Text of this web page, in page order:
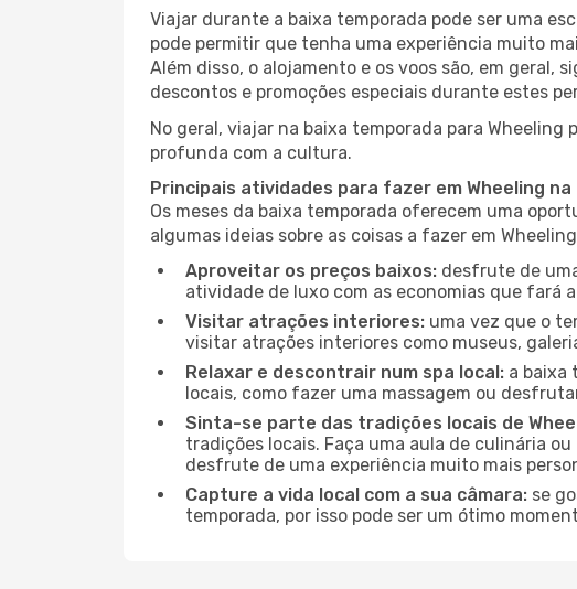
Viajar durante a baixa temporada pode ser uma
pode permitir que tenha uma experiência muito
Além disso, o alojamento e os voos são, em geral,
descontos e promoções especiais durante estes
No geral, viajar na baixa temporada para
profunda com a cultura.
Principais atividades para fazer em Wheeling
Os meses da baixa temporada oferecem uma
algumas ideias sobre as coisas a fazer em
Aproveitar os preços baixos: desfrute de
atividade de luxo com as economias que fará
Visitar atrações interiores: uma vez que o
visitar atrações interiores como museus,
Relaxar e descontrair num spa local: a baixa
locais, como fazer uma massagem ou
Sinta-se parte das tradições locais de
tradições locais. Faça uma aula de culinária
desfrute de uma experiência muito mais
Capture a vida local com a sua câmara: se
temporada, por isso pode ser um ótimo